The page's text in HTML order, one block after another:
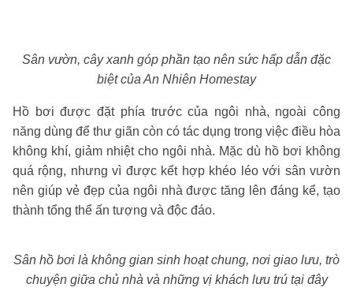
Sân vườn, cây xanh góp phần tạo nên sức hấp dẫn đặc
biệt của An Nhiên Homestay
Hồ bơi được đặt phía trước của ngôi nhà, ngoài công
năng dùng để thư giãn còn có tác dụng trong việc điều hòa
không khí, giảm nhiệt cho ngôi nhà. Mặc dù hồ bơi không
quá rộng, nhưng vì được kết hợp khéo léo với sân vườn
nên giúp vẻ đẹp của ngôi nhà được tăng lên đáng kể, tạo
thành tổng thể ấn tượng và độc đáo.
Sân hồ bơi là không gian sinh hoạt chung, nơi giao lưu, trò
chuyện giữa chủ nhà và những vị khách lưu trú tại đây